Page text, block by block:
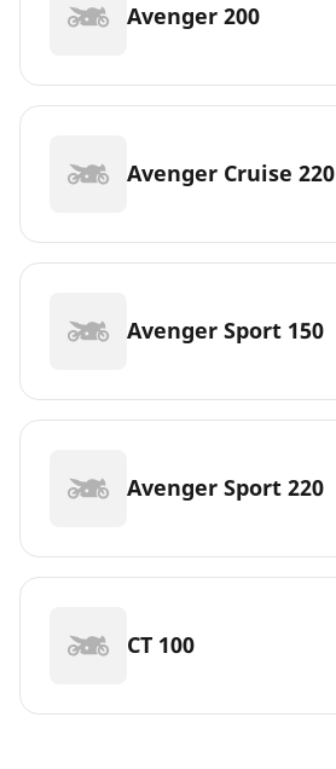
Avenger 200
Avenger Cruise 220
Avenger Sport 150
Avenger Sport 220
CT 100